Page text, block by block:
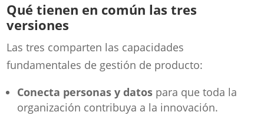
Qué tienen en común las tres
versiones
Las tres comparten las capacidades
fundamentales de gestión de producto:
Conecta personas y datos para que toda la
organización contribuya a la innovación.